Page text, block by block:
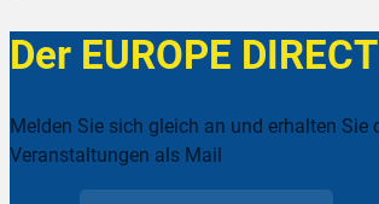
Der EUROPE
Melden Sie sich gleich an und erhalten
Veranstaltungen als Mail